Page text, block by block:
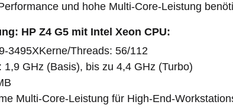
und hohe Multi-Core-Leistung
HP Z4 G5 mit Intel Xeon CPU:
3495XKerne/Threads: 56/112
1,9 GHz (Basis), bis zu 4,4 GHz (Turbo)
Multi-Core-Leistung für High-End-